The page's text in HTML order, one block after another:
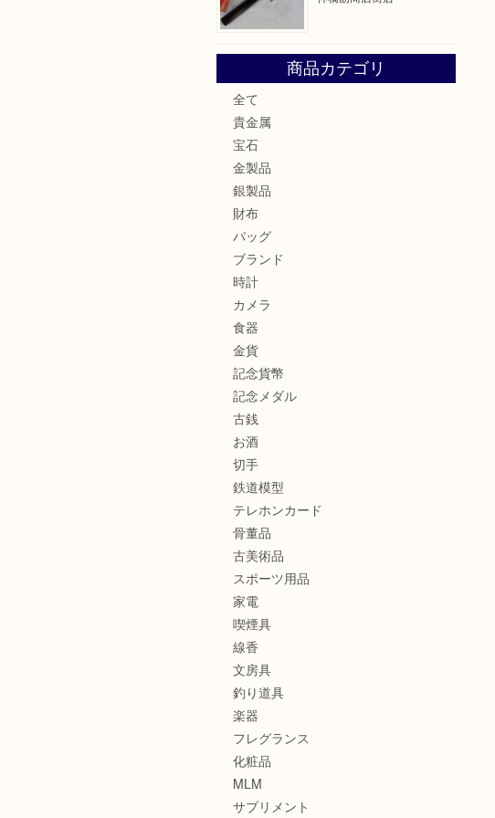
商品カテゴリ
全て
貴金属
宝石
金製品
銀製品
財布
バッグ
ブランド
時計
カメラ
食器
金貨
記念貨幣
記念メダル
古銭
お酒
切手
鉄道模型
テレホンカード
骨董品
古美術品
スポーツ用品
家電
喫煙具
線香
文房具
釣り道具
楽器
フレグランス
化粧品
MLM
サプリメント